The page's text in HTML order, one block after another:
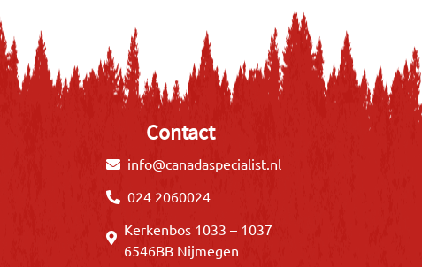
Contact
info@canadaspecialist.nl
024 2060024
Kerkenbos 1033 – 1037
6546BB Nijmegen